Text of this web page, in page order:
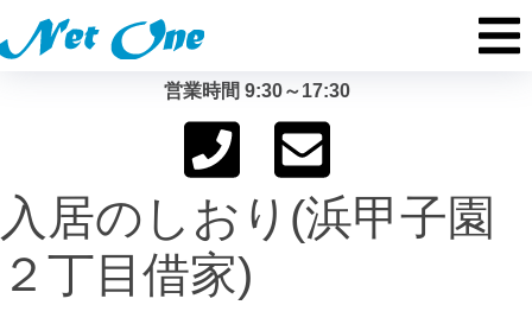
営業時間 9:30～17:30
入居のしおり(浜甲子園
２丁目借家)